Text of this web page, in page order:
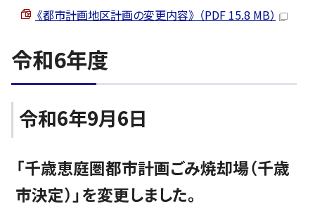
《都市計画地区計画の変更内容》 （PDF 15.8 MB）
令和6年度
令和6年9月6日
「千歳恵庭圏都市計画ごみ焼却場（千歳
市決定）」を変更しました。